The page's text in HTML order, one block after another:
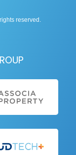
reserved.